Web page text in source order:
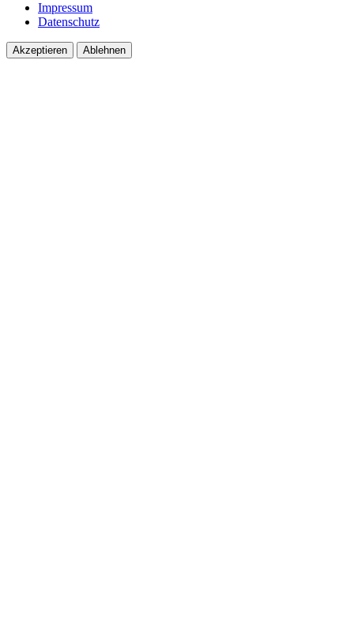
Impressum
Datenschutz
Akzeptieren Ablehnen